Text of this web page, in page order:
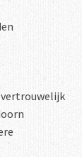
vertrouwelijk